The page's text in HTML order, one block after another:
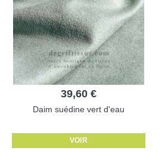
39,60 €
Daim suédine vert d'eau
VOIR